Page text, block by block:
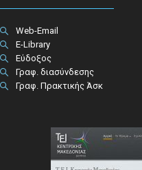
Web-Email
E-Library
Εύδοξος
Γραφ. διασύνδεσης
Γραφ. Πρακτικής Άσκ